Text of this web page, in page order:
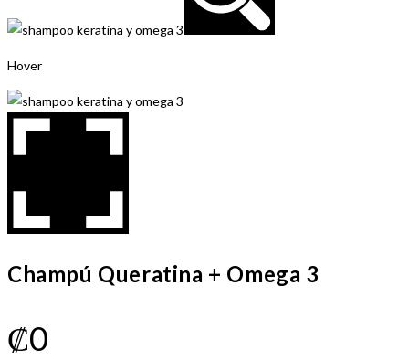
Hover
Champú Queratina + Omega 3
₡0